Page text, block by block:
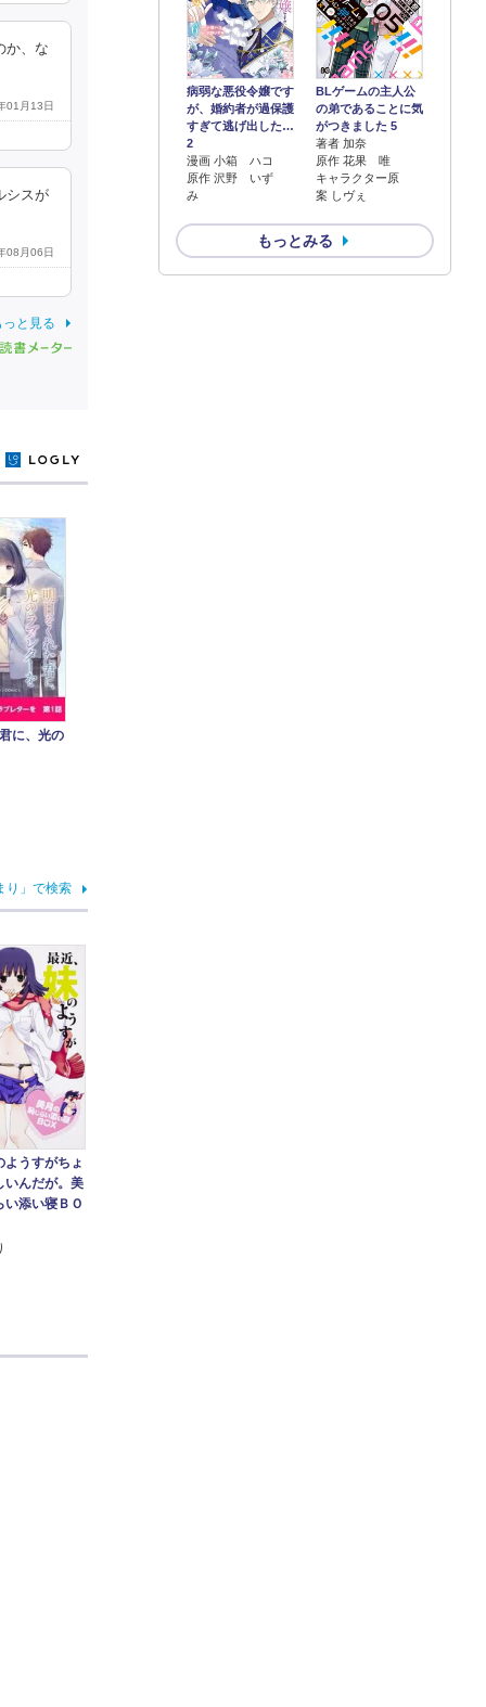
か、な
01月13日
シスが
08月06日
と見る
病弱な悪役令嬢です
が、婚約者が過保護
すぎて逃げ出した…
2
漫画 小箱 ハコ
原作 沢野 いず
み
BLゲームの主人公
の弟であることに気
がつきました 5
著者 加奈
原作 花果 唯
キャラクター原
案 しヴぇ
もっとみる
に、光の
り」で検索
ようすがちょ
いんだが。美
い添い寝ＢＯ